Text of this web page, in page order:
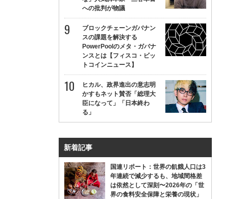
への批判が物議
ブロックチェーンガバナン
スの課題を解決する
PowerPoolのメタ・ガバナ
ンスとは【フィスコ・ビッ
トコインニュース】
ヒカル、政界進出の意志明
かすもネット賛否「総理大
臣になって」「日本終わ
る」
新着記事
国連リポート：世界の飢餓人口は3
年連続で減少するも、地域間格差
は依然として深刻〜2026年の「世
界の食料安全保障と栄養の現状」